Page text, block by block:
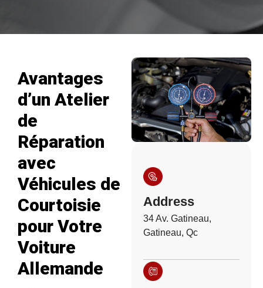
Avantages
d’un Atelier
de
Réparation
avec
Véhicules de
Courtoisie
pour Votre
Voiture
Allemande
Address
34 Av. Gatineau,
Gatineau, Qc